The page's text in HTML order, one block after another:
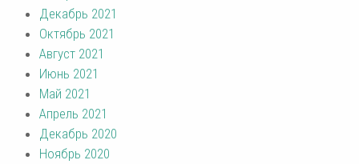
Декабрь 2021
Октябрь 2021
Август 2021
Июнь 2021
Май 2021
Апрель 2021
Декабрь 2020
Ноябрь 2020